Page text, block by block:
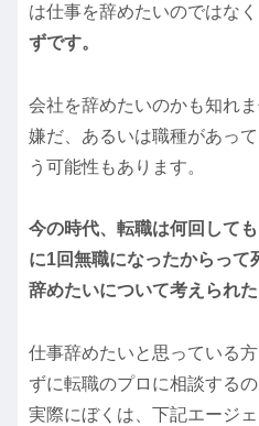
は仕事を辞めたいのではなく
ずです。
会社を辞めたいのかも知れ
嫌だ、あるいは職種があっ
う可能性もあります。
今の時代、転職は何回して
に1回無職になったからって
辞めたいについて考えられた
仕事辞めたいと思っている
ずに転職のプロに相談する
実際にぼくは、下記エージ